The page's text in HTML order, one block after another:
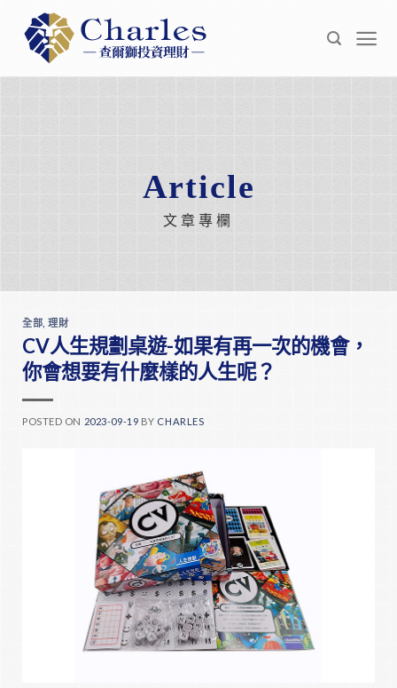
content
Article
文章專欄
全部 ,理財
CV人生規劃桌遊-如果有再一次的機會，
你會想要有什麼樣的人生呢？
POSTED ON 2023-09-19 BY CHARLES